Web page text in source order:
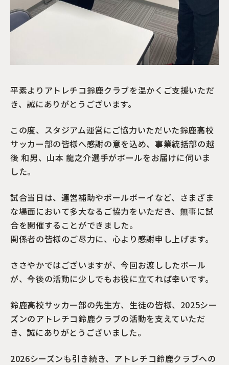
平素よりアトレチコ鈴鹿クラブを温かくご支援いただ
き、誠にありがとうございます。
この度、スタジアム運営にご協力いただいた鈴鹿高校
サッカー部の皆様へ感謝の意を込め、事業統括部の越
後 和男、山本 龍之介選手がボールをお届けに伺いま
した。
試合当日は、運営補助やボールボーイなど、さまざま
な場面において多大なるご協力をいただき、無事に試
合を開催することができました。
関係者の皆様のご尽力に、心より感謝申し上げます。
ささやかではございますが、今回お渡ししたボール
が、今後の活動に少しでもお役に立てれば幸いです。
鈴鹿高校サッカー部の先生方、生徒の皆様、2025シー
ズンのアトレチコ鈴鹿クラブの活動を支えていただ
き、誠にありがとうございました。
2026シーズンも引き続き、アトレチコ鈴鹿クラブへの